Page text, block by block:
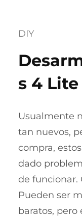
DIY
s 4 Lite
Usualmente
tan nuevos,
compra,
dado
de funcionar.
Pueden ser
baratos, pero